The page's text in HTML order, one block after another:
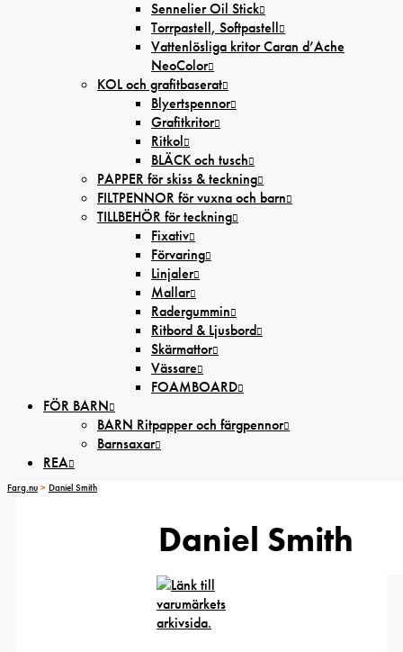
Sennelier Oil Stick
Torrpastell, Softpastell
Vattenlösliga kritor Caran d’Ache
NeoColor
KOL och grafitbaserat
Blyertspennor
Grafitkritor
Ritkol
BLÄCK och tusch
PAPPER för skiss & teckning
FILTPENNOR för vuxna och barn
TILLBEHÖR för teckning
Fixativ
Förvaring
Linjaler
Mallar
Radergummin
Ritbord & Ljusbord
Skärmattor
Vässare
FOAMBOARD
FÖR BARN
BARN Ritpapper och färgpennor
Barnsaxar
REA
Farg.nu > Daniel Smith
Daniel Smith